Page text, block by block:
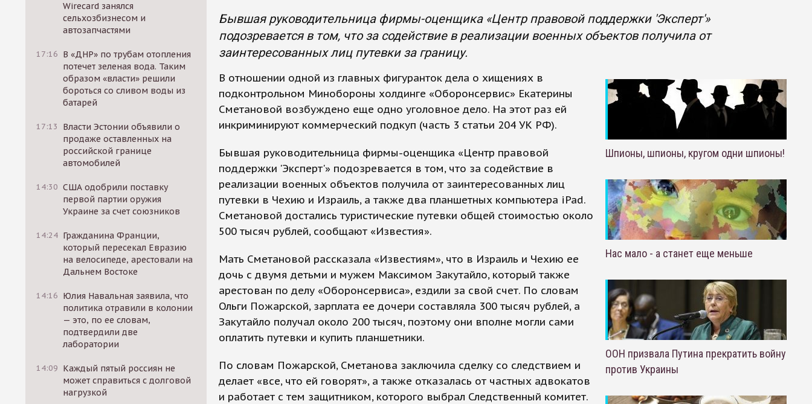
Wirecard занялся
сельхозбизнесом и
автозапчастями
17:16 В «ДНР» по трубам отопления
потечет зеленая вода. Таким
образом «власти» решили
бороться со сливом воды из
батарей
17:13
Власти Эстонии объявили о
продаже оставленных на
российской границе
автомобилей
14:30 США одобрили поставку
первой партии оружия
Украине за счет союзников
14:24 Гражданина Франции,
который пересекал Евразию
на велосипеде, арестовали на
Дальнем Востоке
14:16 Юлия Навальная заявила, что
политика отравили в колонии
— это, по ее словам,
подтвердили две
лаборатории
14:09 Каждый пятый россиян не
может справиться с долговой
нагрузкой
Бывшая руководительница фирмы-оценщика «Центр правовой поддержки 'Эксперт'»
подозревается в том, что за содействие в реализации военных объектов получила от
заинтересованных лиц путевки за границу.
В отношении одной из главных фигуранток дела о хищениях в
подконтрольном Минобороны холдинге «Оборонсервис» Екатерины
Сметановой возбуждено еще одно уголовное дело. На этот раз ей
инкриминируют коммерческий подкуп (часть 3 статьи 204 УК РФ).
Бывшая руководительница фирмы-оценщика «Центр правовой
поддержки 'Эксперт'» подозревается в том, что за содействие в
реализации военных объектов получила от заинтересованных лиц
путевки в Чехию и Израиль, а также два планшетных компьютера iPad.
Сметановой достались туристические путевки общей стоимостью около
500 тысяч рублей, сообщают «Известия».
Мать Сметановой рассказала «Известиям», что в Израиль и Чехию ее
дочь с двумя детьми и мужем Максимом Закутайло, который также
арестован по делу «Оборонсервиса», ездили за свой счет. По словам
Ольги Пожарской, зарплата ее дочери составляла 300 тысяч рублей, а
Закутайло получал около 200 тысяч, поэтому они вполне могли сами
оплатить путевки и купить планшетники.
По словам Пожарской, Сметанова заключила сделку со следствием и
делает «все, что ей говорят», а также отказалась от частных адвокатов
и работает с тем защитником, которого выбрал Следственный комитет.
Шпионы, шпионы, кругом одни шпионы!
Нас мало - а станет еще меньше
ООН призвала Путина прекратить войну
против Украины